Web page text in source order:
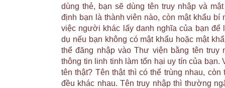
dùng thẻ, bạn sẽ dùng tên truy nhập và
định bạn là thành viên nào, còn mật khẩu bí
việc người khác lấy danh nghĩa của bạn để
dụ nếu bạn không có mật khẩu hoặc mật
thể đăng nhập vào Thư viện bằng tên truy
thông tin linh tinh làm tổn hại uy tín của bạn.
tên thật? Tên thật thì có thể trùng nhau,
đều khác nhau. Tên truy nhập thì thường